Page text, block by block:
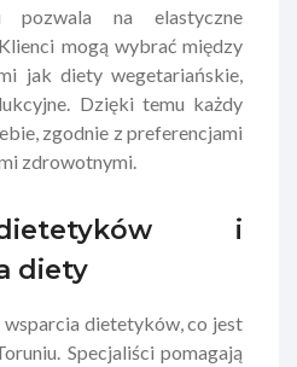
na elastyczne
mogą wybrać między
jak diety wegetariańskie,
Dzięki temu każdy
zgodnie z preferencjami
zdrowotnymi.
i
diety
dietetyków, co jest
Specjaliści pomagają